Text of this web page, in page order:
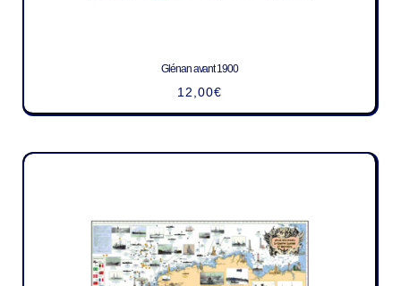
Glénan avant 1900
12,00€